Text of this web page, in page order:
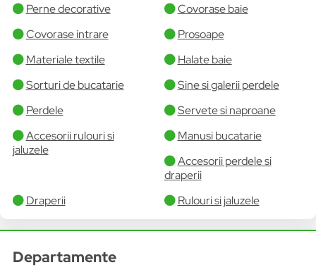
Perne decorative
Covorase baie
Covorase intrare
Prosoape
Materiale textile
Halate baie
Sorturi de bucatarie
Sine si galerii perdele
Perdele
Servete si naproane
Accesorii rulouri si
jaluzele
Manusi bucatarie
Accesorii perdele si
draperii
Draperii
Rulouri si jaluzele
Departamente